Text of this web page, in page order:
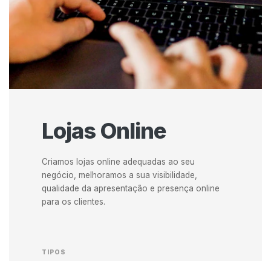
Lojas Online
Criamos lojas online adequadas ao seu
negócio, melhoramos a sua visibilidade,
qualidade da apresentação e presença online
para os clientes.
TIPOS